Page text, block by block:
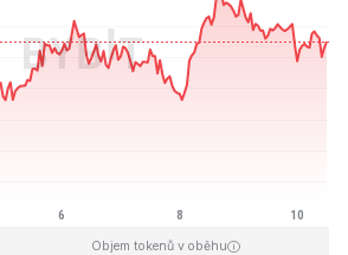
08-10, 11:54 GMT+0
R$0.545459
Objem tokenů v oběhu